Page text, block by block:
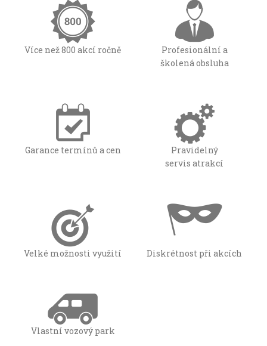
Více než 800 akcí ročně
Profesionální a
školená obsluha
Garance termínů a cen
Pravidelný
servis atrakcí
Velké možnosti využití Diskrétnost při akcích
Vlastní vozový park